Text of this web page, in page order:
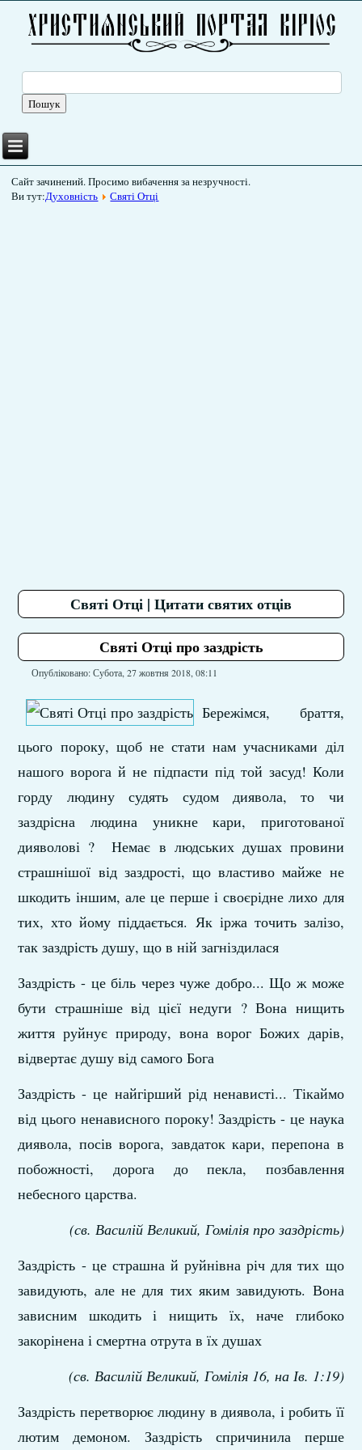
Сайт зачинений. Просимо вибачення за незручності.
Ви тут:Духовність Святі Отці
Святі Отці | Цитати святих отців
Святі Отці про заздрість
Опубліковано: Субота, 27 жовтня 2018, 08:11
Бережімся, браття,
цього пороку, щоб не стати нам учасниками діл
нашого ворога й не підпасти під той засуд! Коли
горду людину судять судом диявола, то чи
заздрісна людина уникне кари, приготованої
дияволові ? Немає в людських душах провини
страшнішої від заздрості, що властиво майже не
шкодить іншим, але це перше і своєрідне лихо для
тих, хто йому піддається. Як іржа точить залізо,
так заздрість душу, що в ній загніздилася
Заздрість - це біль через чуже добро... Що ж може
бути страшніше від цієї недуги ? Вона нищить
життя руйнує природу, вона ворог Божих дарів,
відвертає душу від самого Бога
Заздрість - це найгірший рід ненависті... Тікаймо
від цього ненависного пороку! Заздрість - це наука
диявола, посів ворога, завдаток кари, перепона в
побожності, дорога до пекла, позбавлення
небесного царства.
(св. Василій Великий, Гомілія про заздрість)
Заздрість - це страшна й руйнівна річ для тих що
завидують, але не для тих яким завидують. Вона
зависним шкодить і нищить їх, наче глибоко
закорінена і смертна отрута в їх душах
(св. Василій Великий, Гомілія 16, на Ів. 1:19)
Заздрість перетворює людину в диявола, і робить її
лютим демоном. Заздрість спричинила перше